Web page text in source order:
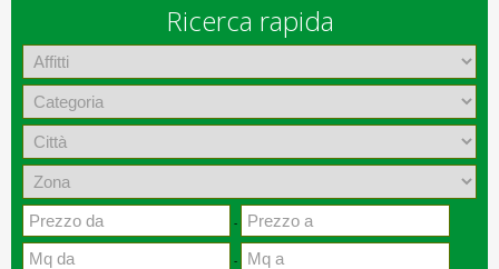
Ricerca rapida
-
-